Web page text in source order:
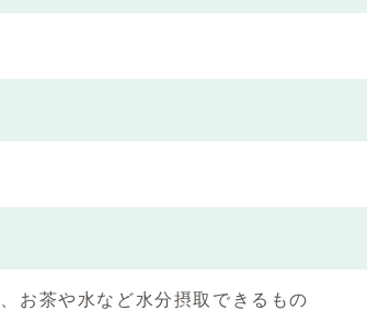
お茶や水など水分摂取できるもの